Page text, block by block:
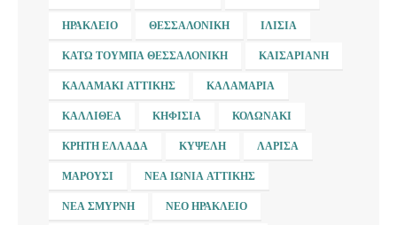
ΗΡΆΚΛΕΙΟ ΘΕΣΣΑΛΟΝΊΚΗ ΙΛΊΣΙΑ
ΚΆΤΩ ΤΟΎΜΠΑ ΘΕΣΣΑΛΟΝΊΚΗ ΚΑΙΣΑΡΙΑΝΉ
ΚΑΛΑΜΆΚΙ ΑΤΤΙΚΉΣ ΚΑΛΑΜΑΡΙΆ
ΚΑΛΛΙΘΈΑ ΚΗΦΙΣΙΆ ΚΟΛΩΝΆΚΙ
ΚΡΉΤΗ ΕΛΛΆΔΑ ΚΥΨΈΛΗ ΛΆΡΙΣΑ
ΜΑΡΟΎΣΙ ΝΈΑ ΙΩΝΊΑ ΑΤΤΙΚΉΣ
ΝΈΑ ΣΜΎΡΝΗ ΝΈΟ ΗΡΆΚΛΕΙΟ